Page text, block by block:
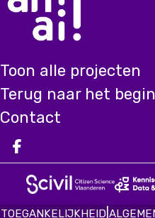
Toon alle projecten
Terug naar het begin
Contact
Deel op
TOEGANKELIJKHEID